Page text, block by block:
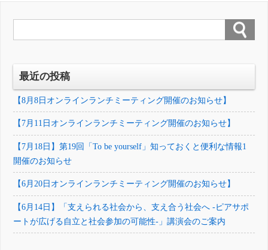
最近の投稿
【8月8日オンラインランチミーティング開催のお知らせ】
【7月11日オンラインランチミーティング開催のお知らせ】
【7月18日】第19回「To be yourself」知っておくと便利な情報1
開催のお知らせ
【6月20日オンラインランチミーティング開催のお知らせ】
【6月14日】「支えられる社会から、支え合う社会へ -ピアサポ
ートが広げる自立と社会参加の可能性-」講演会のご案内